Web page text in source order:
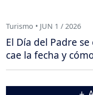
Turismo • JUN 1 / 2026
El Día del Padre
cae la fecha y